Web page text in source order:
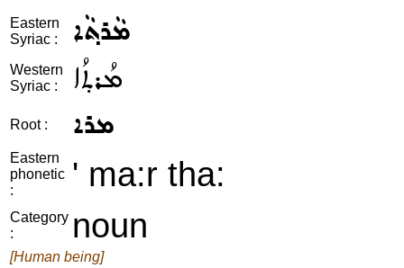
Eastern
Syriac :
ܡܵܪܬ݂ܵܐ
Western
Syriac :
ܡܳܪܬ݂ܳܐ
Root : ܡܪܐ
Eastern
phonetic
:
' ma:r tha:
Category
:
noun
[Human being]